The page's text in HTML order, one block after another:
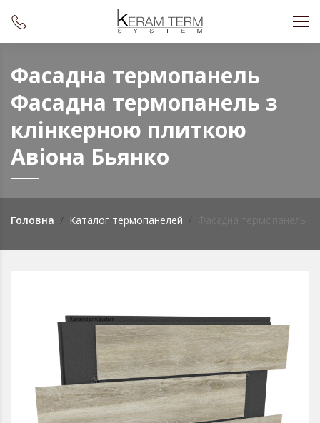
Фасадна термопанель
Фасадна термопанель з
клінкерною плиткою
Авіона Бьянко
Головна Каталог термопанелей Фасадна термопанель з